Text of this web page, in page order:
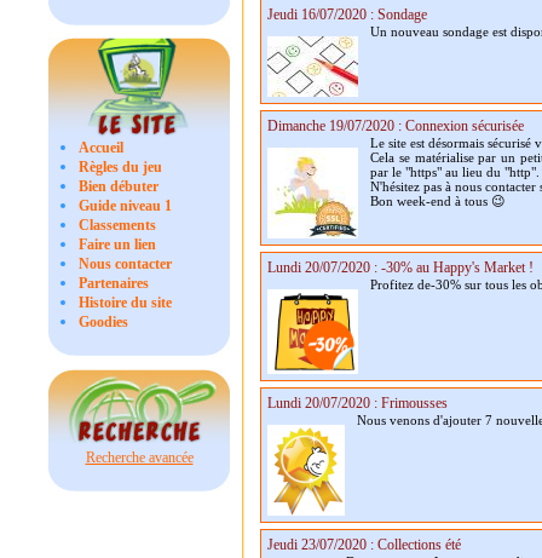
Accueil
Règles du jeu
Bien débuter
Guide niveau 1
Classements
Faire un lien
Nous contacter
Partenaires
Histoire du site
Goodies
Recherche avancée
Jeudi 16/07/2020 : Sondage
Un nouveau sondage est
Dimanche 19/07/2020 : Connexion sécurisée
Le site est désormais sécurisé
Cela se matérialise par un
par le "https" au lieu du "http".
N'hésitez pas à nous
Bon week-end à tous 😉
Lundi 20/07/2020 : -30% au Happy's Market !
Profitez de-30% sur tous les
Lundi 20/07/2020 : Frimousses
Nous venons d'ajouter 7
Jeudi 23/07/2020 : Collections été